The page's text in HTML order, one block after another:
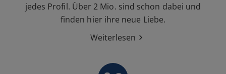
jedes Profil. Über 2 Mio. sind schon dabei und
finden hier ihre neue Liebe.
Weiterlesen